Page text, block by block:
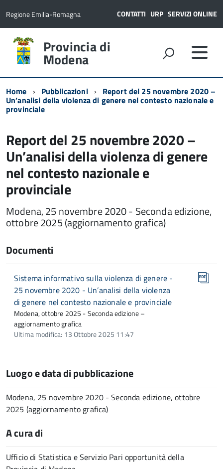
Regione Emilia-Romagna CONTATTI URP SERVIZI ONLINE
Provincia di
Modena
Home Pubblicazioni Report del 25 novembre 2020 –
Un’analisi della violenza di genere nel contesto nazionale e
provinciale
Report del 25 novembre 2020 –
Un’analisi della violenza di genere
nel contesto nazionale e
provinciale
Modena, 25 novembre 2020 - Seconda edizione,
ottobre 2025 (aggiornamento grafica)
Documenti
Sistema informativo sulla violenza di genere -
25 novembre 2020 - Un’analisi della violenza
di genere nel contesto nazionale e provinciale
Modena, ottobre 2025 - Seconda edizione –
aggiornamento grafica
Ultima modifica: 13 Ottobre 2025 11:47
Luogo e data di pubblicazione
Modena, 25 novembre 2020 - Seconda edizione, ottobre
2025 (aggiornamento grafica)
A cura di
Ufficio di Statistica e Servizio Pari opportunità della